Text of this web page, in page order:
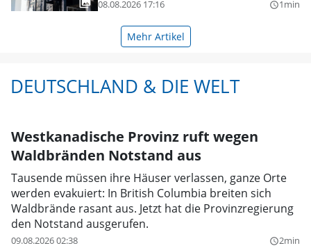
08.08.2026 17:16 query_builder1min
Mehr Artikel
DEUTSCHLAND & DIE WELT
Westkanadische Provinz ruft wegen
Waldbränden Notstand aus
Tausende müssen ihre Häuser verlassen, ganze Orte
werden evakuiert: In British Columbia breiten sich
Waldbrände rasant aus. Jetzt hat die Provinzregierung
den Notstand ausgerufen.
09.08.2026 02:38 query_builder2min